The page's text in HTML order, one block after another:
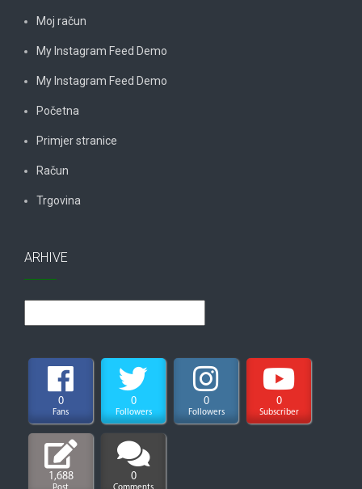
Moj račun
My Instagram Feed Demo
My Instagram Feed Demo
Početna
Primjer stranice
Račun
Trgovina
ARHIVE
0
Fans
0
Followers
0
Followers
0
Subscriber
1,688 0